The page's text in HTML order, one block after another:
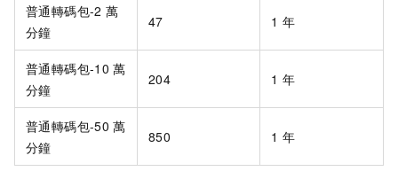
普通轉碼包-2 萬
分鐘
47 1 年
普通轉碼包-10 萬
分鐘
204 1 年
普通轉碼包-50 萬
分鐘
850 1 年